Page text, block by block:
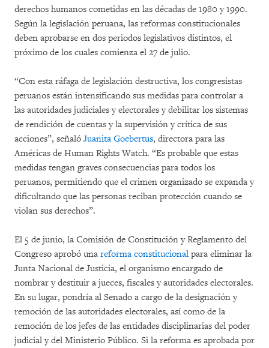
derechos humanos cometidas en las décadas de 1980 y 1990.
Según la legislación peruana, las reformas constitucionales
deben aprobarse en dos periodos legislativos distintos, el
próximo de los cuales comienza el 27 de julio.
“Con esta ráfaga de legislación destructiva, los congresistas
peruanos están intensificando sus medidas para controlar a
las autoridades judiciales y electorales y debilitar los sistemas
de rendición de cuentas y la supervisión y crítica de sus
acciones”, señaló Juanita Goebertus, directora para las
Américas de Human Rights Watch. “Es probable que estas
medidas tengan graves consecuencias para todos los
peruanos, permitiendo que el crimen organizado se expanda y
dificultando que las personas reciban protección cuando se
violan sus derechos”.
El 5 de junio, la Comisión de Constitución y Reglamento del
Congreso aprobó una reforma constitucional para eliminar la
Junta Nacional de Justicia, el organismo encargado de
nombrar y destituir a jueces, fiscales y autoridades electorales.
En su lugar, pondría al Senado a cargo de la designación y
remoción de las autoridades electorales, así como de la
remoción de los jefes de las entidades disciplinarias del poder
judicial y del Ministerio Público. Si la reforma es aprobada por